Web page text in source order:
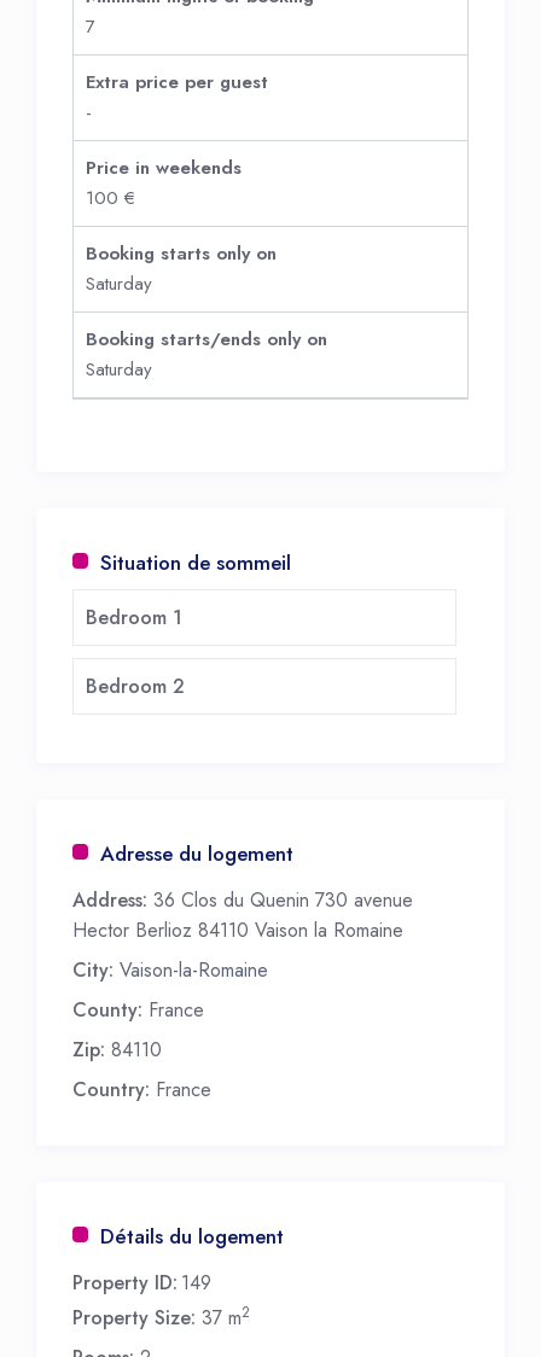
7
Extra price per guest
-
Price in weekends
100 €
Booking starts only on
Saturday
Booking starts/ends only on
Saturday
Situation de sommeil
Bedroom 1
Bedroom 2
Adresse du logement
Address: 36 Clos du Quenin 730 avenue
Hector Berlioz 84110 Vaison la Romaine
City: Vaison-la-Romaine
County: France
Zip: 84110
Country: France
Détails du logement
Property ID: 149
Property Size: 37 m2